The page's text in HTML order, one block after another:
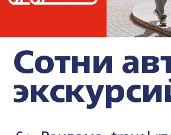
о финансах, рынках и
Life.ru.